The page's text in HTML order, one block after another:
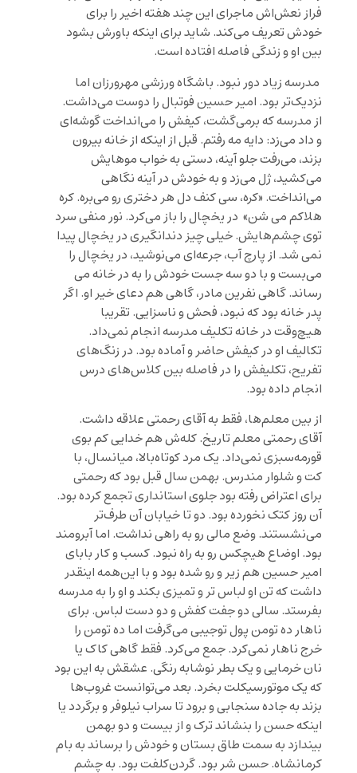
فراز نعش‌اش ماجرای این چند هفته اخیر را برای
خودش تعریف می‌کند. شاید برای اینکه باورش بشود
بین او و زندگی فاصله افتاده است.
مدرسه زیاد دور نبود. باشگاه ورزشی مهرورزان اما
نزدیک‌تر بود. امیر حسین فوتبال را دوست می‌داشت.
از مدرسه که برمی‌گشت، کیفش را می‌انداخت گوشه‌ای
و داد می‌زد: دایه مه‌ رفتم. قبل از اینکه از خانه بیرون
بزند، می‌رفت جلو آینه، دستی به خواب موهایش
می‌کشید، ژل می‌زد و به خودش در آینه نگاهی
می‌انداخت. «کره، سی کنف دل هر دختری رو می‌بره. کره
هلاکم می شن» در یخچال را باز می‌کرد. نور منفی سرد
توی چشم‌هایش. خیلی چیز دندانگیری در یخچال پیدا
نمی شد. از پارچ آب، جرعه‌ای می‌نوشید، در یخچال را
می‌بست و با دو سه جست خودش را به در خانه می
رساند. گاهی نفرین مادر، گاهی هم دعای خیر او. اگر
پدر خانه بود که نبود، فحش و ناسزایی. تقریبا
هیچ‌وقت در خانه تکلیف مدرسه انجام نمی‌داد.
تکالیف او در کیفش حاضر و آماده بود. در زنگ‌های
تفریح، تکلیفش را در فاصله بین کلاس‌های درس
انجام داده بود.
از بین معلم‌ها، فقط به آقای رحمتی علاقه داشت.
آقای رحمتی معلم تاریخ. کله‌ش هم خدایی کم بوی
قورمه‌سبزی نمی‌داد. یک مرد کوتاه‌بالا، میانسال، با
کت و شلوار مندرس. بهمن سال قبل بود که رحمتی
برای اعتراض رفته بود جلوی استانداری تجمع کرده بود.
آن روز کتک نخورده بود. دو تا خیابان آن طرف‌تر
می‌نشستند. وضع مالی رو به راهی نداشت. اما آبرومند
بود. اوضاع هیچکس رو به راه نبود. کسب و کار بابای
امیر حسین هم زیر و رو شده بود و با این‌همه اینقدر
داشت که تن او لباس تر و تمیزی بکند و او را به مدرسه
بفرستد. سالی دو جفت کفش و دو دست لباس. برای
ناهار ده تومن پول توجیبی می‌گرفت اما ده تومن را
خرج ناهار نمی‌کرد. جمع می‌کرد. فقط گاهی کاک یا
نان خرمایی و یک بطر نوشابه رنگی. عشقش به این بود
که یک موتورسیکلت بخرد. بعد می‌توانست غروب‌ها
بزند به جاده سنجابی و برود تا سراب نیلوفر و برگردد یا
اینکه حسن را بنشاند ترک و از بیست و دو بهمن
بیندازد به سمت طاق بستان و خودش را برساند به بام
کرمانشاه. حسن شر بود. گردن‌کلفت بود. به چشم